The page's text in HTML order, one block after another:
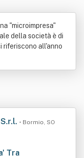
"microimpresa"
della società è di
riferiscono all'anno
• Bormio, SO
Tra